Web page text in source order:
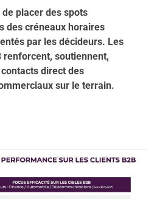
placer des spots
des créneaux horaires
par les décideurs. Les
renforcent, soutiennent,
direct des
sur le terrain.